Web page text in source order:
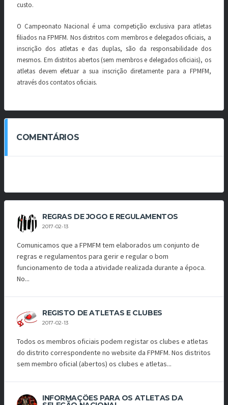
custo.
O Campeonato Nacional é uma competição exclusiva para atletas
filiados na FPMFM. Nos distritos com membros e delegados oficiais, a
inscrição dos atletas e das duplas, são da responsabilidade dos
mesmos. Em distritos abertos (sem membros e delegados oficiais), os
atletas devem efetuar a sua inscrição diretamente para a FPMFM,
através dos contatos oficiais.
COMENTÁRIOS
REGRAS DE JOGO E REGULAMENTOS
2017-02-13
Comunicamos que a FPMFM tem elaborados um conjunto de
regras e regulamentos para gerir e regular o bom
funcionamento de toda a atividade realizada durante a época.
No...
REGISTO DE ATLETAS E CLUBES
2017-02-13
Todos os membros oficiais podem registar os clubes e atletas
do distrito correspondente no website da FPMFM. Nos distritos
sem membro oficial (abertos) os clubes e atletas...
INFORMAÇÕES PARA OS ATLETAS DA